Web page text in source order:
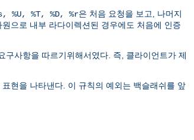
%U, %T, %D, %r은 처음 요청을 보고, 나머지
으로 내부 라다이렉션된 경우에도 처음에 인증
사항을 따르기위해서였다. 즉, 클라이언트가 제
현을 나타낸다. 이 규칙의 예외는 백슬래쉬를 앞